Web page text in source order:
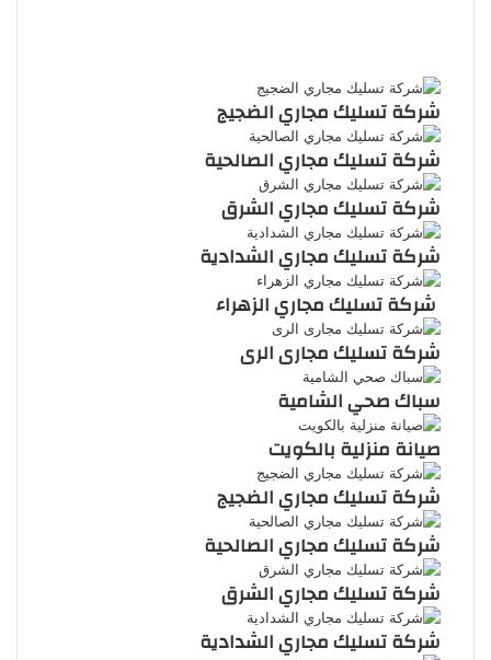
شركة تسليك مجاري الضجيج
شركة تسليك مجاري الصالحية
شركة تسليك مجاري الشرق
شركة تسليك مجاري الشدادية
شركة تسليك مجاري الزهراء
شركة تسليك مجارى الرى
سباك صحي الشامية
صيانة منزلية بالكويت
شركة تسليك مجاري الضجيج
شركة تسليك مجاري الصالحية
شركة تسليك مجاري الشرق
شركة تسليك مجاري الشدادية